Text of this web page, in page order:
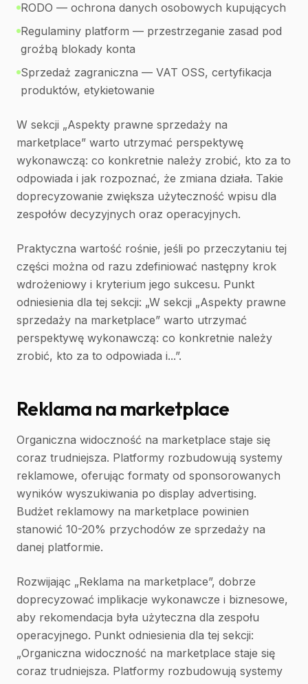
RODO — ochrona danych osobowych kupujących
Regulaminy platform — przestrzeganie zasad pod
groźbą blokady konta
Sprzedaż zagraniczna — VAT OSS, certyfikacja
produktów, etykietowanie
W sekcji „Aspekty prawne sprzedaży na
marketplace” warto utrzymać perspektywę
wykonawczą: co konkretnie należy zrobić, kto za to
odpowiada i jak rozpoznać, że zmiana działa. Takie
doprecyzowanie zwiększa użyteczność wpisu dla
zespołów decyzyjnych oraz operacyjnych.
Praktyczna wartość rośnie, jeśli po przeczytaniu tej
części można od razu zdefiniować następny krok
wdrożeniowy i kryterium jego sukcesu. Punkt
odniesienia dla tej sekcji: „W sekcji „Aspekty prawne
sprzedaży na marketplace” warto utrzymać
perspektywę wykonawczą: co konkretnie należy
zrobić, kto za to odpowiada i...”.
Reklama na marketplace
Organiczna widoczność na marketplace staje się
coraz trudniejsza. Platformy rozbudowują systemy
reklamowe, oferując formaty od sponsorowanych
wyników wyszukiwania po display advertising.
Budżet reklamowy na marketplace powinien
stanowić 10-20% przychodów ze sprzedaży na
danej platformie.
Rozwijając „Reklama na marketplace”, dobrze
doprecyzować implikacje wykonawcze i biznesowe,
aby rekomendacja była użyteczna dla zespołu
operacyjnego. Punkt odniesienia dla tej sekcji:
„Organiczna widoczność na marketplace staje się
coraz trudniejsza. Platformy rozbudowują systemy